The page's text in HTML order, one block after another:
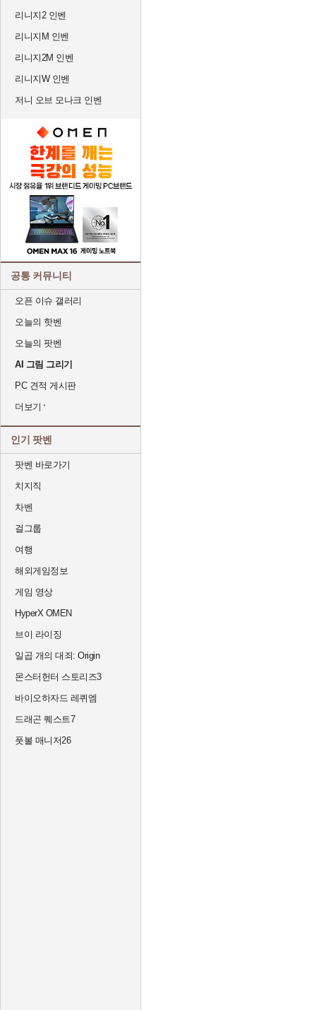
리니지2 인벤
리니지M 인벤
리니지2M 인벤
리니지W 인벤
저니 오브 모나크 인벤
공통 커뮤니티
오픈 이슈 갤러리
오늘의 핫벤
오늘의 팟벤
AI 그림 그리기
PC 견적 게시판
더보기
인기 팟벤
팟벤 바로가기
치지직
차벤
걸그룹
여행
해외게임정보
게임 영상
HyperX OMEN
브이 라이징
일곱 개의 대죄: Origin
몬스터헌터 스토리즈3
바이오하자드 레퀴엠
드래곤 퀘스트7
풋볼 매니저26